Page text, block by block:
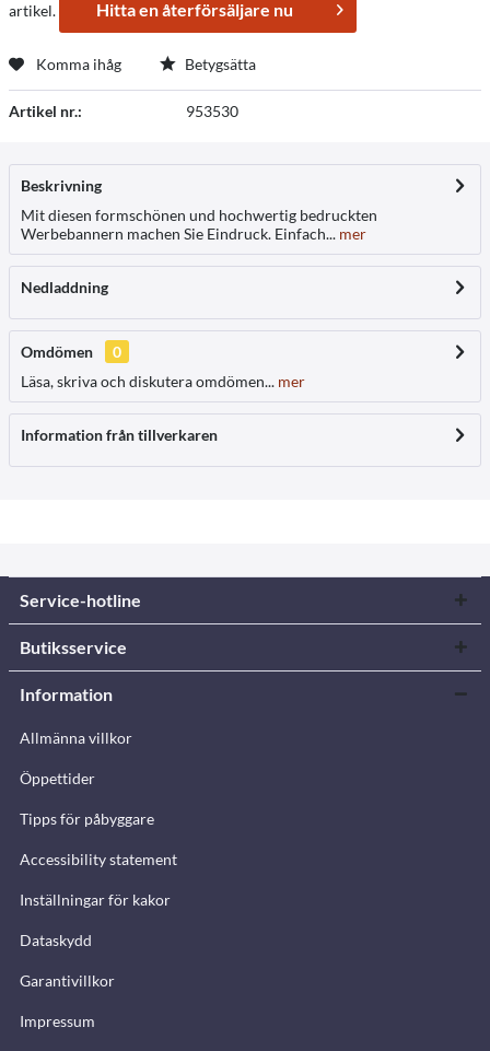
artikel.
Hitta en återförsäljare nu
Komma ihåg Betygsätta
Artikel nr.: 953530
Beskrivning
Mit diesen formschönen und hochwertig bedruckten
Werbebannern machen Sie Eindruck. Einfach... mer
Nedladdning
Omdömen
0
Läsa, skriva och diskutera omdömen... mer
Information från tillverkaren
Service-hotline
Butiksservice
Information
Allmänna villkor
Öppettider
Tipps för påbyggare
Accessibility statement
Inställningar för kakor
Dataskydd
Garantivillkor
Impressum